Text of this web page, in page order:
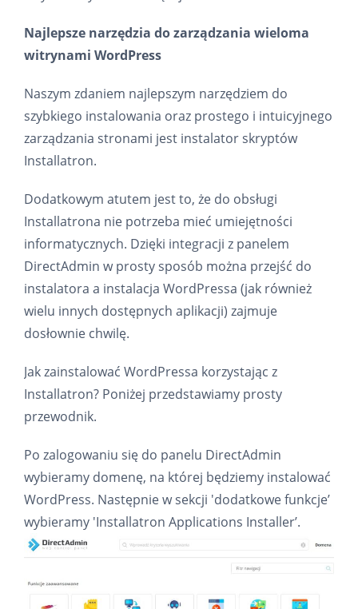
Najlepsze narzędzia do zarządzania wieloma
witrynami WordPress
Naszym zdaniem najlepszym narzędziem do
szybkiego instalowania oraz prostego i intuicyjnego
zarządzania stronami jest instalator skryptów
Installatron.
Dodatkowym atutem jest to, że do obsługi
Installatrona nie potrzeba mieć umiejętności
informatycznych. Dzięki integracji z panelem
DirectAdmin w prosty sposób można przejść do
instalatora a instalacja WordPressa (jak również
wielu innych dostępnych aplikacji) zajmuje
dosłownie chwilę.
Jak zainstalować WordPressa korzystając z
Installatron? Poniżej przedstawiamy prosty
przewodnik.
Po zalogowaniu się do panelu DirectAdmin
wybieramy domenę, na której będziemy instalować
WordPress. Następnie w sekcji 'dodatkowe funkcje’
wybieramy 'Installatron Applications Installer’.